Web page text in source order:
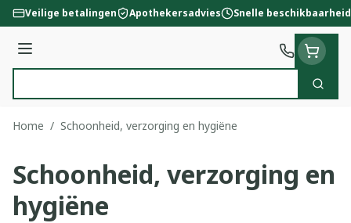
Ga naar de inhoud
Veilige betalingen Apothekersadvies Snelle beschikbaarheid
Menu
Zoek
Home / Schoonheid, verzorging en hygiëne
Schoonheid, verzorging en
hygiëne